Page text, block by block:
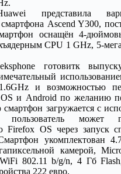
представила
Ascend Y300,
оснащён 4-
CPU 1 GHz, 5-
готовитк
и возможностью
и Android по желанию
загружается с
может
Firefox OS через запуск
укомплектован
камерой,
802.11 b/g/n, 4 Гб
222 евро.